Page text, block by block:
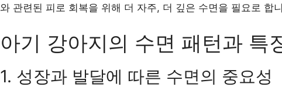
와 관련된 피로 회복을 위해 더 자주, 더 깊은 수면을 필요로 합
아기 강아지의 수면 패턴과 특
1. 성장과 발달에 따른 수면의 중요성